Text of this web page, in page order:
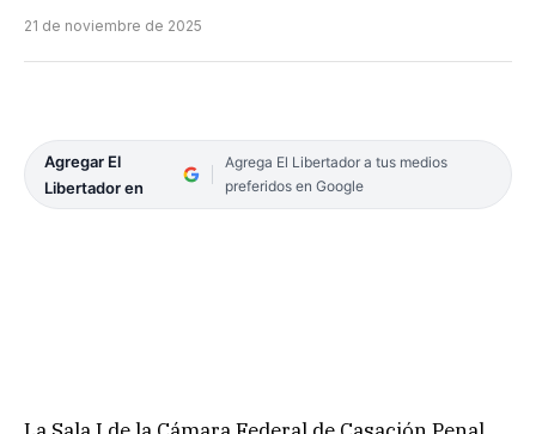
21 de noviembre de 2025
Agregar El
Libertador en
Agrega El Libertador a tus medios
preferidos en Google